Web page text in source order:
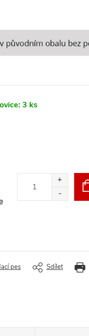
3 ks
pes Sdílet